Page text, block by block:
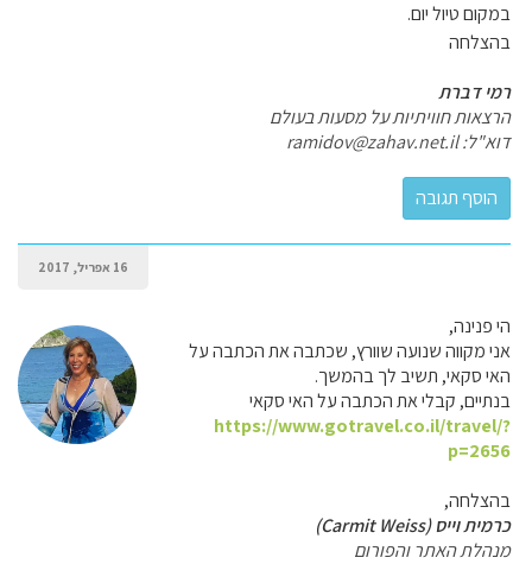
במקום טיול יום.
בהצלחה
רמי דברת
הרצאות חוויתיות על מסעות בעולם
דוא"ל: ramidov@zahav.net.il
16 אפריל, 2017
הי פנינה,
אני מקווה שנועה שוורץ, שכתבה את הכתבה על
האי סקאי, תשיב לך בהמשך.
בנתיים, קבלי את הכתבה על האי סקאי
https://www.gotravel.co.il/travel/?
p=2656
בהצלחה,
כרמית וייס (Carmit Weiss)
מנהלת האתר והפורום